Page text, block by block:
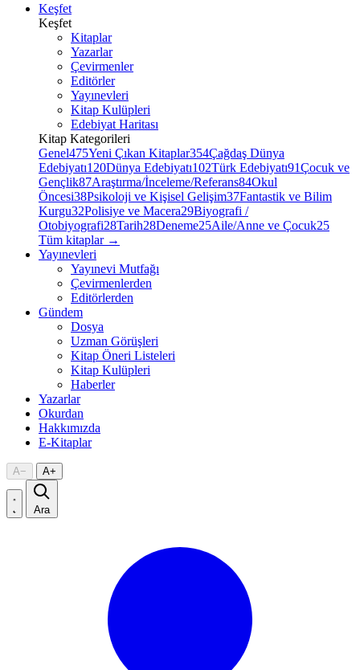
Keşfet
Keşfet
Kitaplar
Yazarlar
Çevirmenler
Editörler
Yayınevleri
Kitap Kulüpleri
Edebiyat Haritası
Kitap Kategorileri
Genel475Yeni Çıkan Kitaplar354Çağdaş Dünya
Edebiyatı120Dünya Edebiyatı102Türk Edebiyatı91Çocuk ve
Gençlik87Araştırma/İnceleme/Referans84Okul
Öncesi38Psikoloji ve Kişisel Gelişim37Fantastik ve Bilim
Kurgu32Polisiye ve Macera29Biyografi /
Otobiyografi28Tarih28Deneme25Aile/Anne ve Çocuk25
Tüm kitaplar →
Yayınevleri
Yayınevi Mutfağı
Çevirmenlerden
Editörlerden
Gündem
Dosya
Uzman Görüşleri
Kitap Öneri Listeleri
Kitap Kulüpleri
Haberler
Yazarlar
Okurdan
Hakkımızda
E-Kitaplar
A− A+
Ara